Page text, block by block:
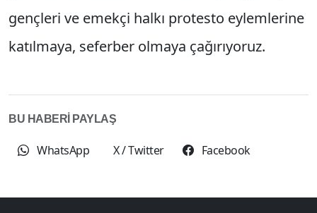
gençleri ve emekçi halkı protesto eylemlerine
katılmaya, seferber olmaya çağırıyoruz.
BU HABERİ PAYLAŞ
WhatsApp X / Twitter Facebook